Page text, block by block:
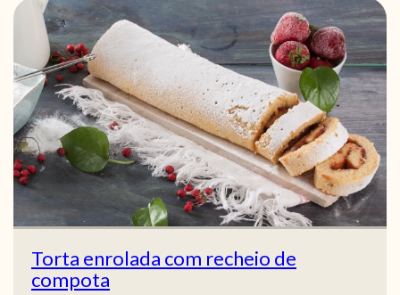
Torta enrolada com recheio de
compota